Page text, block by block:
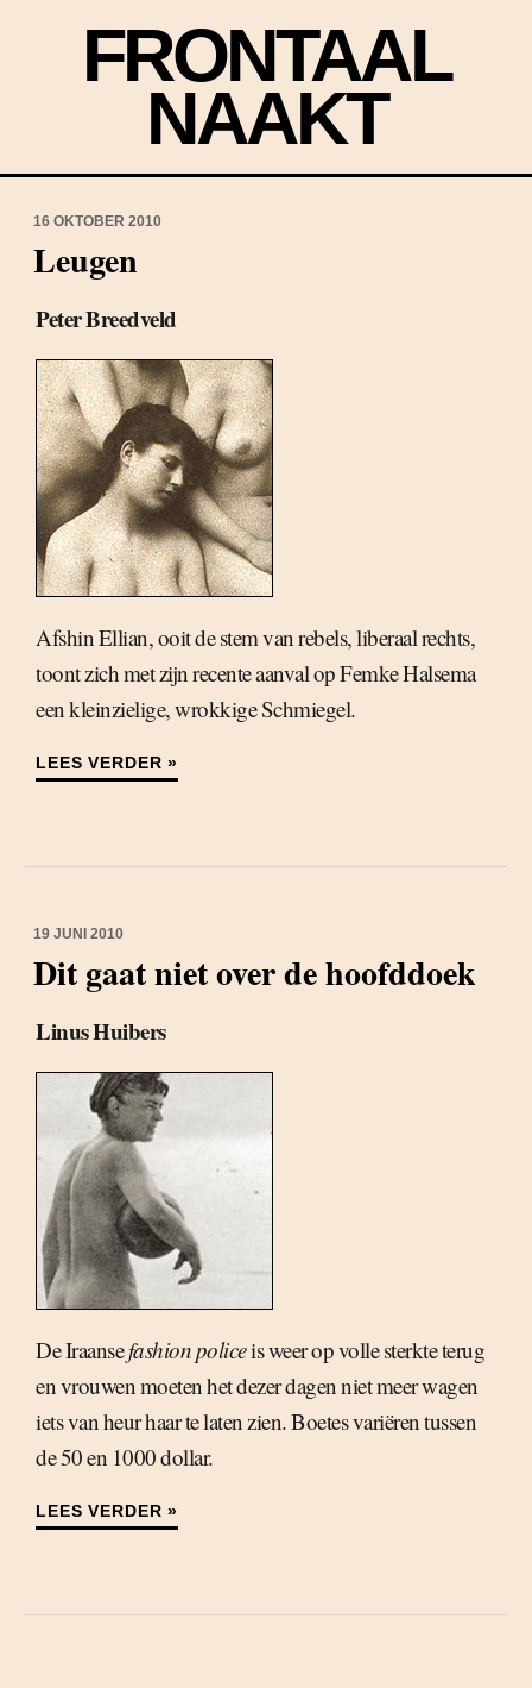
FRONTAAL
NAAKT
16 OKTOBER 2010
Leugen
Peter Breedveld
Afshin Ellian, ooit de stem van rebels, liberaal rechts,
toont zich met zijn recente aanval op Femke Halsema
een kleinzielige, wrokkige Schmiegel.
LEES VERDER »
19 JUNI 2010
Dit gaat niet over de hoofddoek
Linus Huibers
De Iraansefashion policeis weer op volle sterkte terug
en vrouwen moeten het dezer dagen niet meer wagen
iets van heur haar te laten zien. Boetes variëren tussen
de 50 en 1000 dollar.
LEES VERDER »